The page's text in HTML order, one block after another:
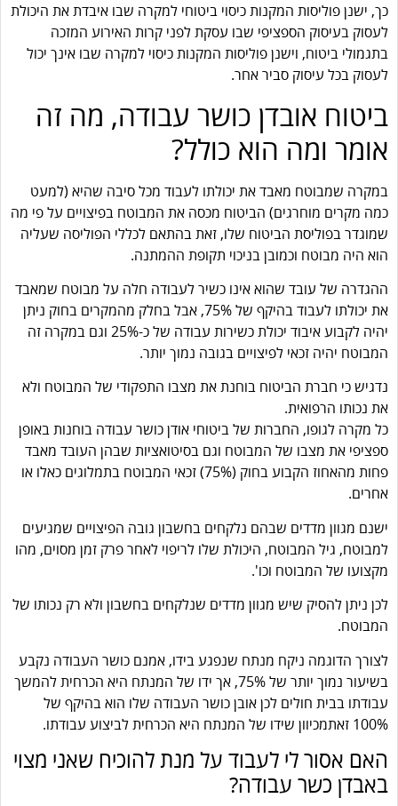
כך, ישנן פוליסות המקנות כיסוי ביטוחי למקרה שבו איבדת את היכולת
לעסוק בעיסוק הספציפי שבו עסקת לפני קרות האירוע המזכה
בתגמולי ביטוח, וישנן פוליסות המקנות כיסוי למקרה שבו אינך יכול
לעסוק בכל עיסוק סביר אחר.
ביטוח אובדן כושר עבודה, מה זה
אומר ומה הוא כולל?
במקרה שמבוטח מאבד את יכולתו לעבוד מכל סיבה שהיא (למעט
כמה מקרים מוחרגים) הביטוח מכסה את המבוטח בפיצויים על פי מה
שמוגדר בפוליסת הביטוח שלו, זאת בהתאם לכללי הפוליסה שעליה
הוא היה מבוטח וכמובן בניכוי תקופת ההמתנה.
ההגדרה של עובד שהוא אינו כשיר לעבודה חלה על מבוטח שמאבד
את יכולתו לעבוד בהיקף של 75%, אבל בחלק מהמקרים בחוק ניתן
יהיה לקבוע איבוד יכולת כשירות עבודה של כ-25% וגם במקרה זה
המבוטח יהיה זכאי לפיצויים בגובה נמוך יותר.
נדגיש כי חברת הביטוח בוחנת את מצבו התפקודי של המבוטח ולא
את נכותו הרפואית.
כל מקרה לגופו, החברות של ביטוחי אודן כושר עבודה בוחנות באופן
ספציפי את מצבו של המבוטח וגם בסיטואציות שבהן העובד מאבד
פחות מהאחוז הקבוע בחוק (75%) זכאי המבוטח בתמלוגים כאלו או
אחרים.
ישנם מגוון מדדים שבהם נלקחים בחשבון גובה הפיצויים שמגיעים
למבוטח, גיל המבוטח, היכולת שלו לריפוי לאחר פרק זמן מסוים, מהו
מקצועו של המבוטח וכו'.
לכן ניתן להסיק שיש מגוון מדדים שנלקחים בחשבון ולא רק נכותו של
המבוטח.
לצורך הדוגמה ניקח מנתח שנפגע בידו, אמנם כושר העבודה נקבע
בשיעור נמוך יותר של 75%, אך ידו של המנתח היא הכרחית להמשך
עבודתו בבית חולים לכן אובן כושר העבודה שלו הוא בהיקף של
100% זאתמכיוון שידו של המנתח היא הכרחית לביצוע עבודתו.
האם אסור לי לעבוד על מנת להוכיח שאני מצוי
באבדן כשר עבודה?